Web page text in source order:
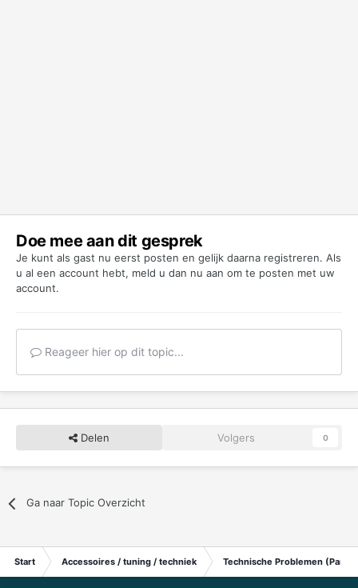
Doe mee aan dit gesprek
Je kunt als gast nu eerst posten en gelijk daarna registreren. Als
u al een account hebt, meld u dan nu aan om te posten met uw
account.
Reageer hier op dit topic...
Delen Volgers 0
Ga naar Topic Overzicht
Start Accessoires / tuning / techniek Technische Problemen